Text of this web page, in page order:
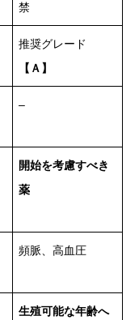
禁
推奨グレード
【Ａ】
–
開始を考慮すべき
薬
頻脈、高血圧
生殖可能な年齢へ